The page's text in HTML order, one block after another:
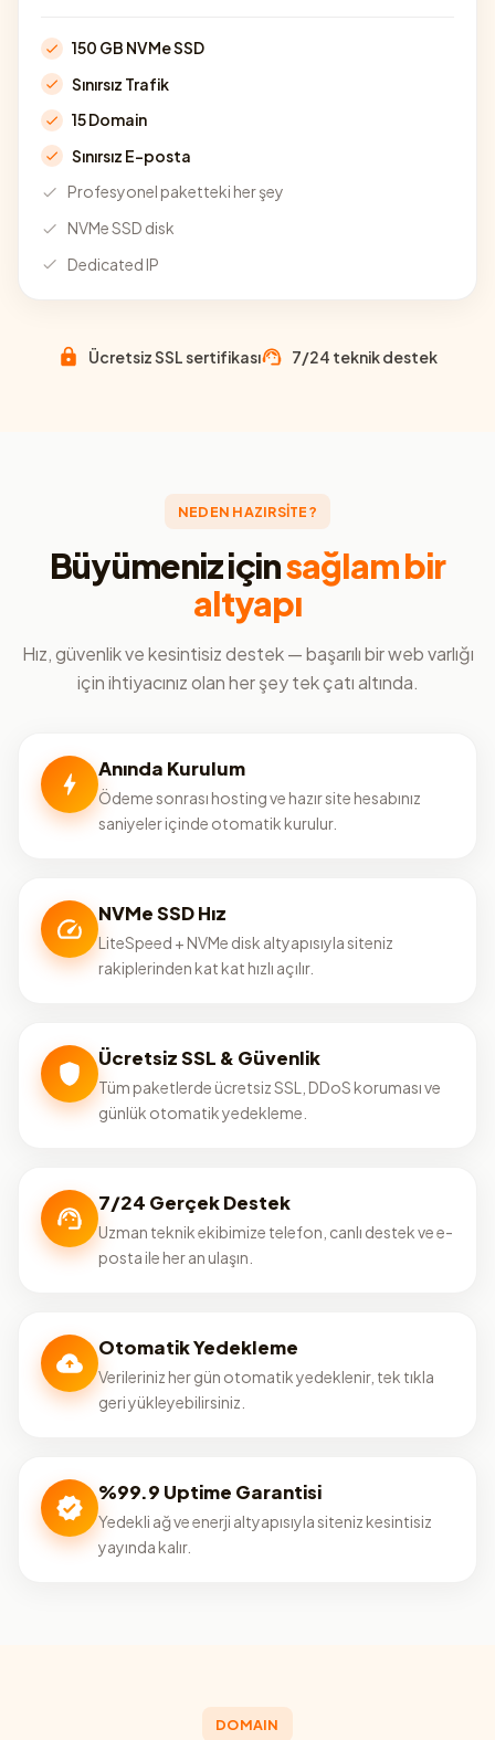
150 GB NVMe SSD
Sınırsız Trafik
15 Domain
Sınırsız E-posta
Profesyonel paketteki her şey
NVMe SSD disk
Dedicated IP
Ücretsiz SSL sertifikası 7/24 teknik destek
NEDEN HAZIRSİTE?
Büyümeniz içinsağlam bir
altyapı
Hız, güvenlik ve kesintisiz destek — başarılı bir web varlığı
için ihtiyacınız olan her şey tek çatı altında.
Anında Kurulum
Ödeme sonrası hosting ve hazır site hesabınız
saniyeler içinde otomatik kurulur.
NVMe SSD Hız
LiteSpeed + NVMe disk altyapısıyla siteniz
rakiplerinden kat kat hızlı açılır.
Ücretsiz SSL & Güvenlik
Tüm paketlerde ücretsiz SSL, DDoS koruması ve
günlük otomatik yedekleme.
7/24 Gerçek Destek
Uzman teknik ekibimize telefon, canlı destek ve e-
posta ile her an ulaşın.
Otomatik Yedekleme
Verileriniz her gün otomatik yedeklenir, tek tıkla
geri yükleyebilirsiniz.
%99.9 Uptime Garantisi
Yedekli ağ ve enerji altyapısıyla siteniz kesintisiz
yayında kalır.
DOMAIN